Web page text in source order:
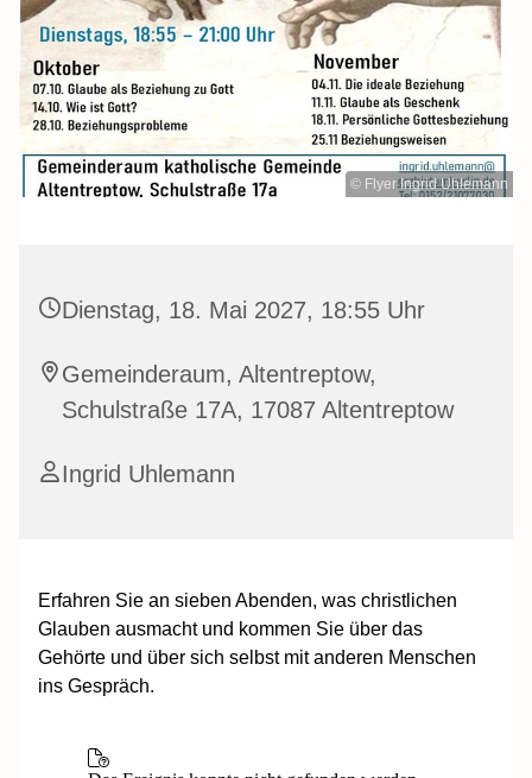
© Flyer Ingrid Uhlemann
Dienstag, 18. Mai 2027, 18:55 Uhr
Gemeinderaum, Altentreptow,
Schulstraße 17A, 17087 Altentreptow
Ingrid Uhlemann
Erfahren Sie an sieben Abenden, was christlichen
Glauben ausmacht und kommen Sie über das
Gehörte und über sich selbst mit anderen Menschen
ins Gespräch.